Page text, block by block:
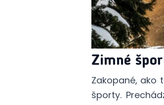
Zimné
Zakopané, ako
športy.